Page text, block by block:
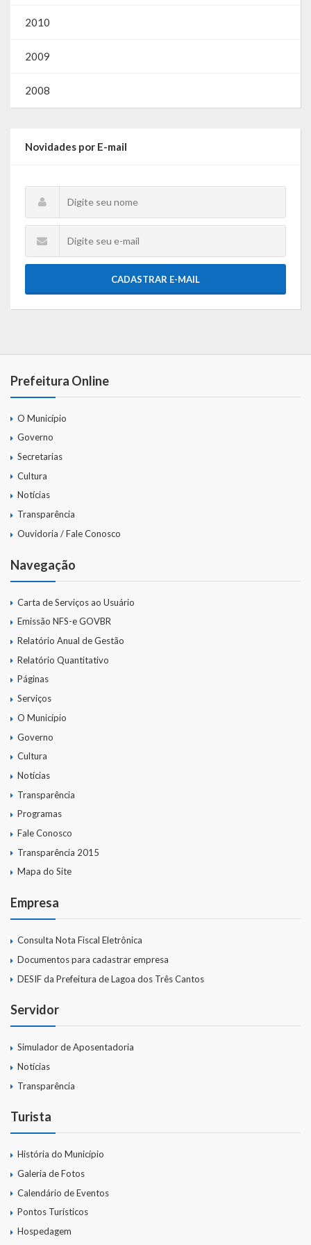
Formulário de Recurso
Gestão Interna – GOVBR (Sistema)
Gestão Saúde – GOVBR
Gestão Educação – Educar Web
2010
2009
2008
Novidades por E-mail
CADASTRAR E-MAIL
Prefeitura Online
O Município
Governo
Secretarias
Cultura
Notícias
Transparência
Ouvidoria / Fale Conosco
Navegação
Carta de Serviços ao Usuário
Emissão NFS-e GOVBR
Relatório Anual de Gestão
Relatório Quantitativo
Páginas
Serviços
O Município
Governo
Cultura
Notícias
Transparência
Programas
Fale Conosco
Transparência 2015
Mapa do Site
Empresa
Consulta Nota Fiscal Eletrônica
Documentos para cadastrar empresa
DESIF da Prefeitura de Lagoa dos Três Cantos
Servidor
Simulador de Aposentadoria
Notícias
Transparência
Turista
História do Município
Galeria de Fotos
Calendário de Eventos
Pontos Turísticos
Hospedagem